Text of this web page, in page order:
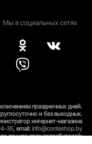
Мы в социальных сетях
праздничных дней.
и без выходных.
интернет-магазина
35, email: info@conteshop.by
защите прав потребителей: